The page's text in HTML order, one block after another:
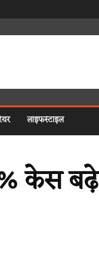
लाइफस्टाइल
केस बढ़े